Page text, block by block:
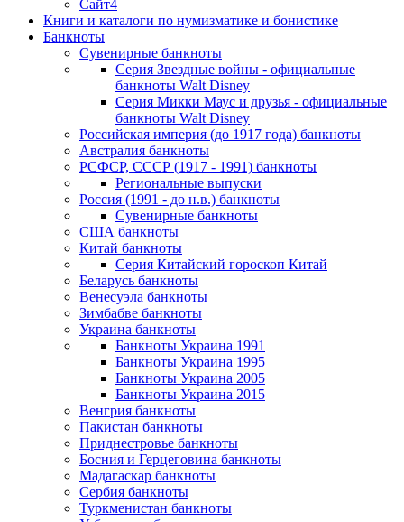
Сайт4
Книги и каталоги по нумизматике и бонистике
Банкноты
Сувенирные банкноты
Серия Звездные войны - официальные
банкноты Walt Disney
Серия Микки Маус и друзья - официальные
банкноты Walt Disney
Российская империя (до 1917 года) банкноты
Австралия банкноты
РСФСР, СССР (1917 - 1991) банкноты
Региональные выпуски
Россия (1991 - до н.в.) банкноты
Сувенирные банкноты
США банкноты
Китай банкноты
Серия Китайский гороскоп Китай
Беларусь банкноты
Венесуэла банкноты
Зимбабве банкноты
Украина банкноты
Банкноты Украина 1991
Банкноты Украина 1995
Банкноты Украина 2005
Банкноты Украина 2015
Венгрия банкноты
Пакистан банкноты
Приднестровье банкноты
Босния и Герцеговина банкноты
Мадагаскар банкноты
Сербия банкноты
Туркменистан банкноты